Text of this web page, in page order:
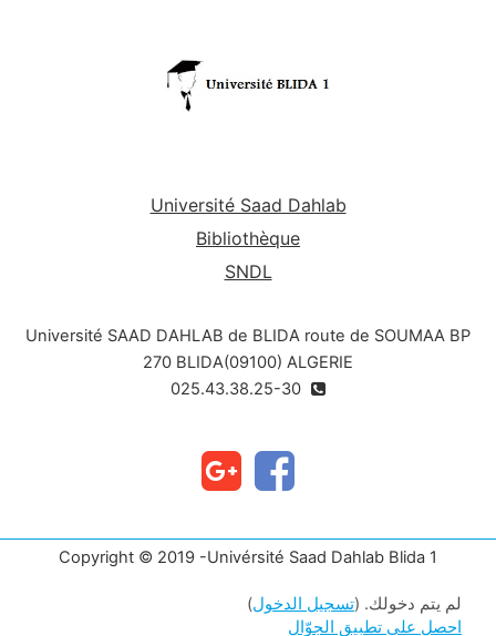
Université Saad Dahlab
Bibliothèque
SNDL
Université SAAD DAHLAB de BLIDA route de SOUMAA BP
270 BLIDA(09100) ALGERIE
Copyright © 2019 -Univérsité Saad Dahlab Blida 1
لم يتم دخولك. (تسجيل الدخول)
احصل على تطبيق الجوّال